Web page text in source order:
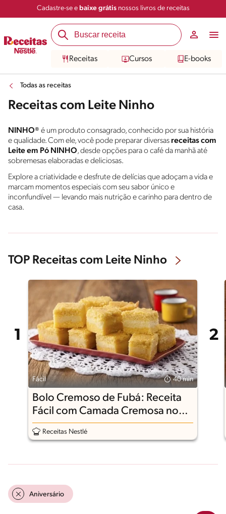
Cadastre-se e baixe grátisnossos livros de receitas
Receitas Cursos E-books
Todas as receitas
Receitas com Leite Ninho
NINHO® é um produto consagrado, conhecido por sua história
e qualidade. Com ele, você pode preparar diversas receitas com
Leite em Pó NINHO, desde opções para o café da manhã até
sobremesas elaboradas e deliciosas.
Explore a criatividade e desfrute de delícias que adoçam a vida e
marcam momentos especiais com seu sabor único e
inconfundível — levando mais nutrição e carinho para dentro de
casa.
TOP Receitas com Leite Ninho
Fácil 40 min
Bolo Cremoso de Fubá: Receita
Fácil com Camada Cremosa no
Meio
Receitas Nestlé
Aniversário